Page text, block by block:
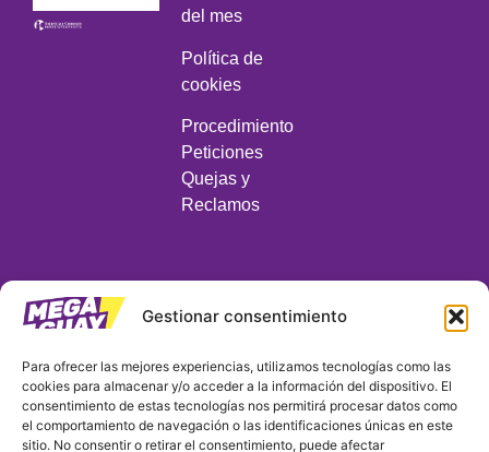
Gestionar consentimiento
Para ofrecer las mejores experiencias, utilizamos tecnologías como las
cookies para almacenar y/o acceder a la información del dispositivo. El
consentimiento de estas tecnologías nos permitirá procesar datos como
el comportamiento de navegación o las identificaciones únicas en este
sitio. No consentir o retirar el consentimiento, puede afectar
del mes
Política de
cookies
Procedimiento
Peticiones
Quejas y
Reclamos
MEGA GUAY COLOMBIA S.A.S.
Nit: 901390382-9 / Matrícula No. 03254271
Domicilio principal:
Carrera 7 # 32 29 P. 24 / Oficina 2404 Edificio Fenix /